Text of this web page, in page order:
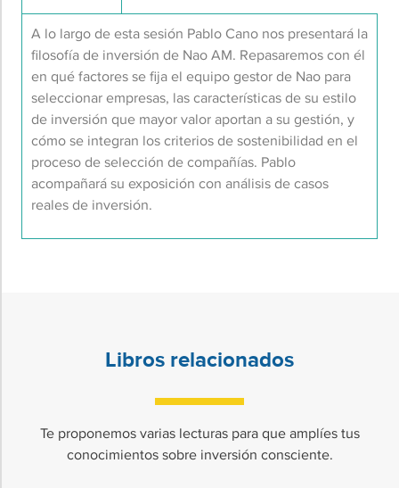
A lo largo de esta sesión Pablo Cano nos presentará la
filosofía de inversión de NaoAM. Repasaremoscon él
en quéfactoresse fija el equipo gestor de Nao para
seleccionar empresas, las características de su estilo
de inversión que mayor valor aportan a su gestión, y
cómo se integran los criterios desostenibilidad en el
proceso de selección decompañías. Pablo
acompañará su exposición con análisis decasos
reales de inversión.
Libros relacionados
Te proponemos varias lecturas para que amplíes tus
conocimientos sobre inversión consciente.